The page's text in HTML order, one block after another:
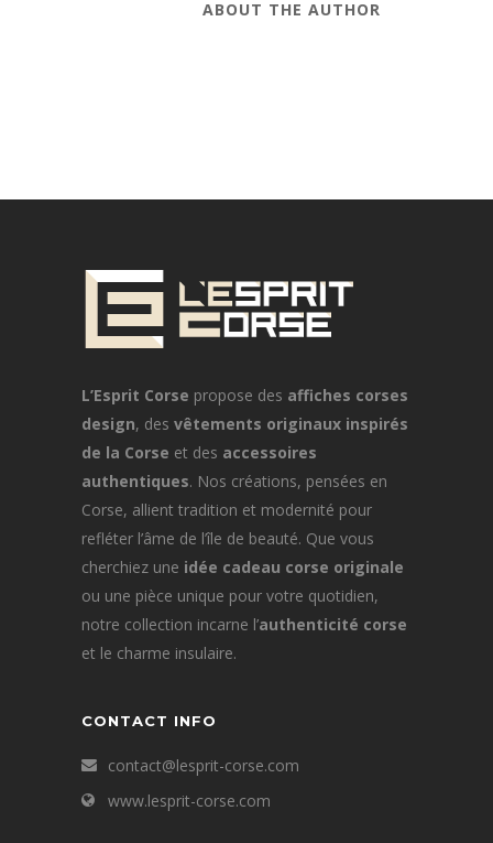
ABOUT THE AUTHOR
L’Esprit Corse propose des affiches corses
design, des vêtements originaux inspirés
de la Corse et des accessoires
authentiques. Nos créations, pensées en
Corse, allient tradition et modernité pour
refléter l’âme de l’île de beauté. Que vous
cherchiez une idée cadeau corse originale
ou une pièce unique pour votre quotidien,
notre collection incarne l’authenticité corse
et le charme insulaire.
CONTACT INFO
contact@lesprit-corse.com
www.lesprit-corse.com